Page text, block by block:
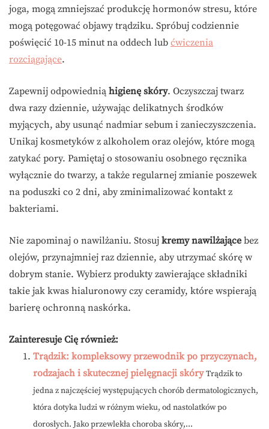
joga, mogą zmniejszać produkcję hormonów stresu, które
mogą potęgować objawy trądziku. Spróbuj codziennie
poświęcić 10-15 minut na oddech lub ćwiczenia
rozciągające.
Zapewnij odpowiednią higienę skóry. Oczyszczaj twarz
dwa razy dziennie, używając delikatnych środków
myjących, aby usunąć nadmiar sebum i zanieczyszczenia.
Unikaj kosmetyków z alkoholem oraz olejów, które mogą
zatykać pory. Pamiętaj o stosowaniu osobnego ręcznika
wyłącznie do twarzy, a także regularnej zmianie poszewek
na poduszki co 2 dni, aby zminimalizować kontakt z
bakteriami.
Nie zapominaj o nawilżaniu. Stosuj kremy nawilżające bez
olejów, przynajmniej raz dziennie, aby utrzymać skórę w
dobrym stanie. Wybierz produkty zawierające składniki
takie jak kwas hialuronowy czy ceramidy, które wspierają
barierę ochronną naskórka.
Zainteresuje Cię również:
Trądzik: kompleksowy przewodnik po przyczynach,
rodzajach i skutecznej pielęgnacji skóry Trądzik to
jedna z najczęściej występujących chorób dermatologicznych,
która dotyka ludzi w różnym wieku, od nastolatków po
dorosłych. Jako przewlekła choroba skóry,...